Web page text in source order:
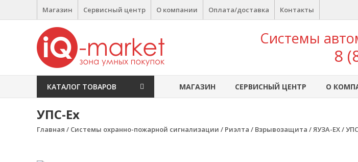
Перейти к содержимому
Магазин Сервисный центр О компании Оплата/доставка Контакты
IQ Market
зона умных покупок
Системы
8
КАТАЛОГ ТОВАРОВ МАГАЗИН СЕРВИСНЫЙ ЦЕНТР О
УПС-Ех
Главная / Системы охранно-пожарной сигнализации / Риэлта / Взрывозащита /ЯУЗА-ЕХ/